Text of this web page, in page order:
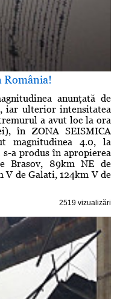
România!
anunţată de
iar ulterior intensitatea
a avut loc la ora
în ZONA SEISMICA
magnitudinea 4.0, la
a produs în apropierea
Brasov, 89km NE de
V de Galati, 124km V de
2519 vizualizări